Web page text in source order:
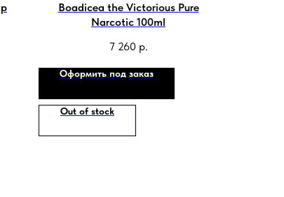
Boadicea the Victorious Pure
Narcotic 100ml
7 260 р.
Оформить под заказ
Out of stock